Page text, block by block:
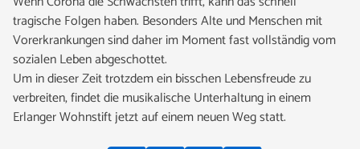
tragische Folgen haben. Besonders Alte und Menschen mit
Vorerkrankungen sind daher im Moment fast vollständig vom
sozialen Leben abgeschottet.
Um in dieser Zeit trotzdem ein bisschen Lebensfreude zu
verbreiten, findet die musikalische Unterhaltung in einem
Erlanger Wohnstift jetzt auf einem neuen Weg statt.